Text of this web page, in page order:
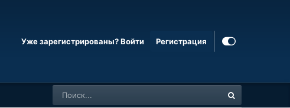
Уже зарегистрированы? Войти Регистрация